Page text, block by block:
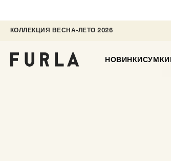
КОЛЛЕКЦИЯ ВЕСНА-ЛЕТО 2026
НОВИНКИ СУМКИ